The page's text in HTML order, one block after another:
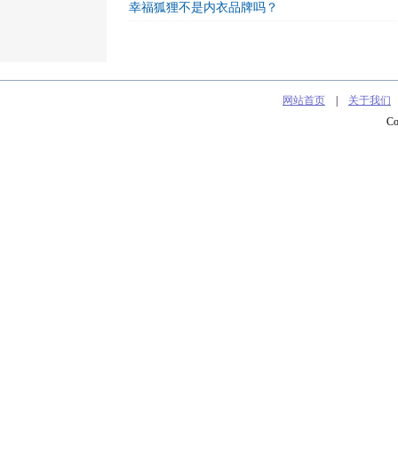
幸福狐狸不是内衣品牌吗？
网站首页 关于我们